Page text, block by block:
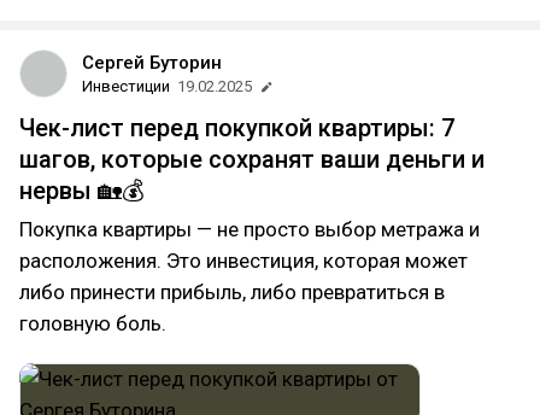
Сергей Буторин
Инвестиции 19.02.2025
Чек-лист перед покупкой квартиры: 7
шагов, которые сохранят ваши деньги и
нервы 🏡💰
Покупка квартиры — не просто выбор метража и
расположения. Это инвестиция, которая может
либо принести прибыль, либо превратиться в
головную боль.